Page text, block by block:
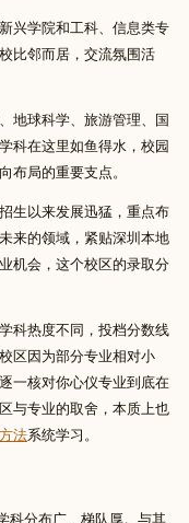
兴学院和工科、信息类专
比邻而居，交流氛围活
地球科学、旅游管理、国
科在这里如鱼得水，校园
布局的重要支点。
生以来发展迅猛，重点布
来的领域，紧贴深圳本地
机会，这个校区的录取分
科热度不同，投档分数线
区因为部分专业相对小
一核对你心仪专业到底在
与专业的取舍，本质上也
法系统学习。